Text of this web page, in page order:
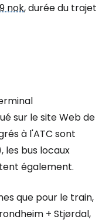
nok, durée du trajet
sur le site Web de
à l'ATC sont
les bus locaux
également.
que pour le train,
+ Stjørdal,